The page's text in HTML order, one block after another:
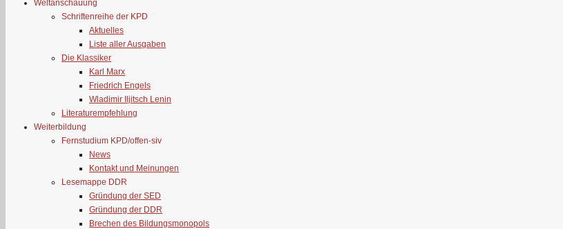
Weltanschauung
Schriftenreihe der KPD
Aktuelles
Liste aller Ausgaben
Die Klassiker
Karl Marx
Friedrich Engels
Wladimir Iljitsch Lenin
Literaturempfehlung
Weiterbildung
Fernstudium KPD/offen-siv
News
Kontakt und Meinungen
Lesemappe DDR
Gründung der SED
Gründung der DDR
Brechen des Bildungsmonopols